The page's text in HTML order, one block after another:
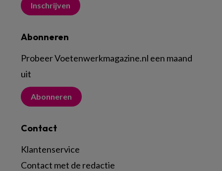
Inschrijven
Abonneren
Probeer Voetenwerkmagazine.nl een maand
uit
Abonneren
Contact
Klantenservice
Contact met de redactie